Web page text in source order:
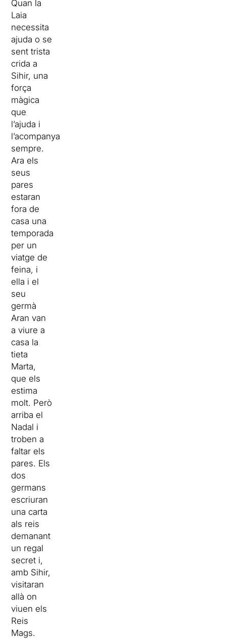
Quan la
Laia
necessita
ajuda o se
sent trista
crida a
Sihir, una
força
màgica
que
l’ajuda i
l’acompanya
sempre.
Ara els
seus
pares
estaran
fora de
casa una
temporada
per un
viatge de
feina, i
ella i el
seu
germà
Aran van
a viure a
casa la
tieta
Marta,
que els
estima
molt. Però
arriba el
Nadal i
troben a
faltar els
pares. Els
dos
germans
escriuran
una carta
als reis
demanant
un regal
secret i,
amb Sihir,
visitaran
allà on
viuen els
Reis
Mags.